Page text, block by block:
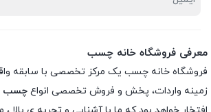
معرفی فروشگاه خانه چسب
فروشگاه خانه چسب یک مرکز تخصصی با سابقه
زمینه واردات، پخش و فروش تخصصی انواع چسب